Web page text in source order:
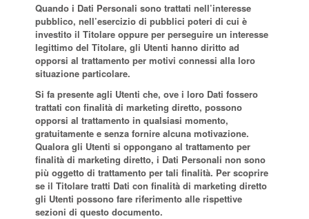
Quando i Dati Personali sono trattati nell’interesse
pubblico, nell’esercizio di pubblici poteri di cui è
investito il Titolare oppure per perseguire un interesse
legittimo del Titolare, gli Utenti hanno diritto ad
opporsi al trattamento per motivi connessi alla loro
situazione particolare.
Si fa presente agli Utenti che, ove i loro Dati fossero
trattati con finalità di marketing diretto, possono
opporsi al trattamento in qualsiasi momento,
gratuitamente e senza fornire alcuna motivazione.
Qualora gli Utenti si oppongano al trattamento per
finalità di marketing diretto, i Dati Personali non sono
più oggetto di trattamento per tali finalità. Per scoprire
se il Titolare tratti Dati con finalità di marketing diretto
gli Utenti possono fare riferimento alle rispettive
sezioni di questo documento.